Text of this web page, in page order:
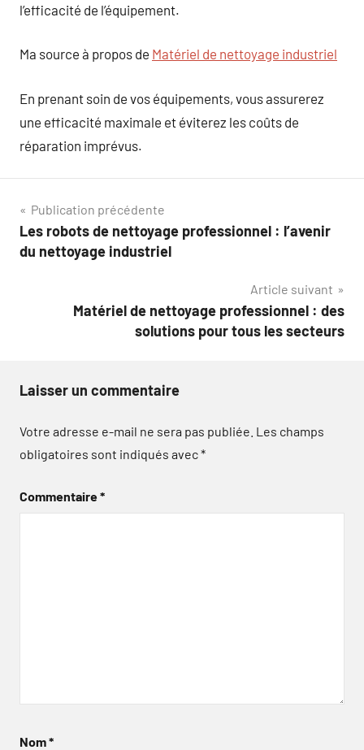
l’efficacité de l’équipement.
Ma source à propos de Matériel de nettoyage industriel
En prenant soin de vos équipements, vous assurerez
une efficacité maximale et éviterez les coûts de
réparation imprévus.
Navigation
de
Publication précédente
Les robots de nettoyage professionnel : l’avenir
du nettoyage industriel
Article suivant
Matériel de nettoyage professionnel : des
solutions pour tous les secteurs
Laisser un commentaire
Votre adresse e-mail ne sera pas publiée. Les champs
obligatoires sont indiqués avec*
Commentaire*
Nom*